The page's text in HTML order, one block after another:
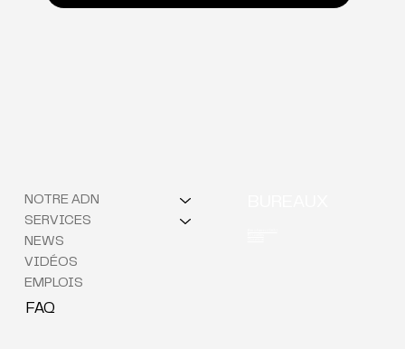
NOTRE ADN
SERVICES
NEWS
VIDÉOS
EMPLOIS
FAQ